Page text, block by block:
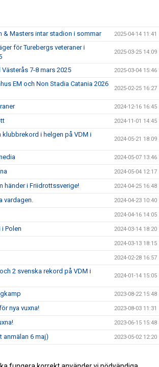
& Masters intar stadion i sommar 2025-04-14 11:41
för Turebergs veteraner i
2025-03-25 14:09
7-8 mars 2025 2025-03-04 15:46
EM och Non Stadia Catania 2026
2025-02-25 16:27
2024-12-16 16:45
2024-11-01 14:45
klubbrekord i helgen på VDM i
2024-05-21 18:09
2024-05-07 13:46
2024-05-04 12:17
händer i Friidrottssverige! 2024-04-25 16:48
vardagen. 2024-04-23 10:40
2024-04-16 14:05
Polen 2024-03-14 18:20
2024-03-13 18:15
2024-02-28 16:57
2 svenska rekord på VDM i
2024-01-14 15:05
2023-08-22 15:48
nya vuxna! 2023-08-03 11:31
2023-06-15 15:48
anmälan 6 maj) 2023-05-02 12:20
för veteraner